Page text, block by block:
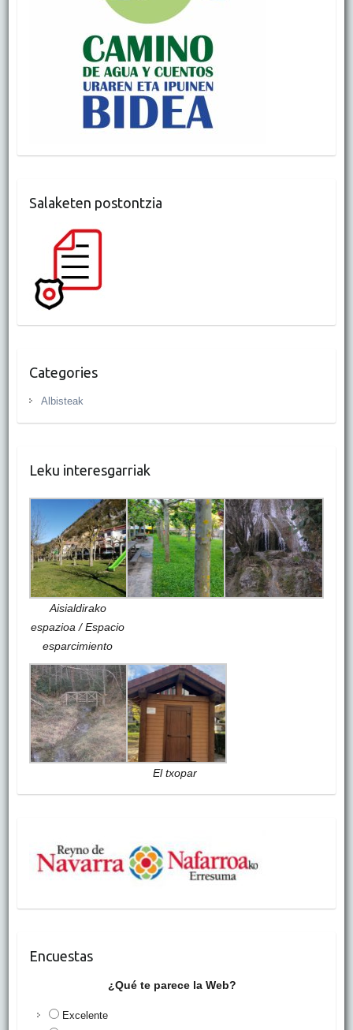
Salaketen postontzia
Categories
Albisteak
Leku interesgarriak
Aisialdirako
espazioa / Espacio
esparcimiento
El txopar
Encuestas
¿Qué te parece la Web?
Excelente